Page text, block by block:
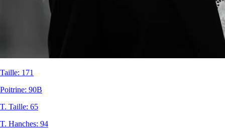
Taille: 171
Poitrine: 90B
T. Taille: 65
T. Hanches: 94